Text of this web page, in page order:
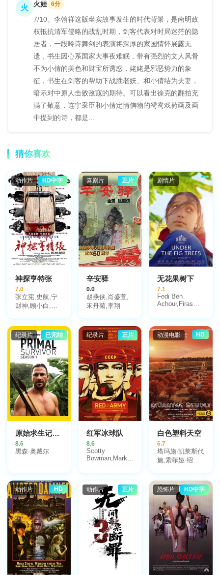
火 火娃 6分
7/10。李翰祥这版坐实故事发生的时代背景，是南明政
权抵抗清军侵略的战乱时期，剑客代表对时局迷茫的隐
居者，一段呤诗舞剑的表演将深厚的家国情怀展露无
遗，书生因心系国家大事夜难眠，带有强烈的文人风骨
不为小倩的美色和财宝所诱惑，姥姥是邪恶势力的象
征，书生在剑客的帮助下战胜老妖、和小倩结为夫妻，
暗示对中原人击败敌寇的期待。可以看出徐克的翻拍充
满了敬意，连宁采臣和小倩定情信物的鸳鸯戏荷画及画
中提到的诗，都是...
猜你喜欢
动作片 HD中字
神探亨特张
7.0
张立宪,史航,宁
财神,顾小白,白
枚泼妇,赵明义,
张发财,陈晓卿,
全勇先,张小强,
张阿信,张晔子,
徐闻,慕容雪村,
张恩超
喜剧片 正片
辛安驿
0.0
赵燕侠,肖盛萱,
宋丹菊,李翔
剧情片
无花果树下
7.1
Fedi Ben
Achour,Firas
纪录片 已完结
原始求生记第一季
8.6
黑森·奥戴尔
纪录片 正片
红军冰球队
8.6
Scotty
Bowman,Mark
夫,Alexei
Kasatonov
动漫电影 HD
白色塑料天空
6.7
塔玛施·凯莱斯代
施,索菲娅·绍莫
斯,盖萨·赫格杜
斯·D,雷纳·托奥
拉斯,若尔特·瑙
吉,伊斯特凡·兹
纳梅纳克
动作片 HD 动作片 正片 恐怖片 HD中字